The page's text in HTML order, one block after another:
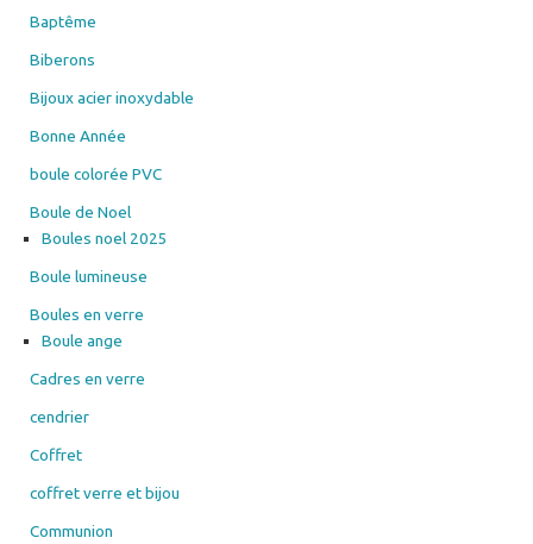
Baptême
Biberons
Bijoux acier inoxydable
Bonne Année
boule colorée PVC
Boule de Noel
Boules noel 2025
Boule lumineuse
Boules en verre
Boule ange
Cadres en verre
cendrier
Coffret
coffret verre et bijou
Communion